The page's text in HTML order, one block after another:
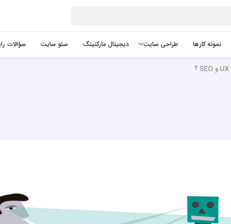
نمونه کارها طراحی سایت دیجیتال مارکتینگ سئو سایت سؤالات